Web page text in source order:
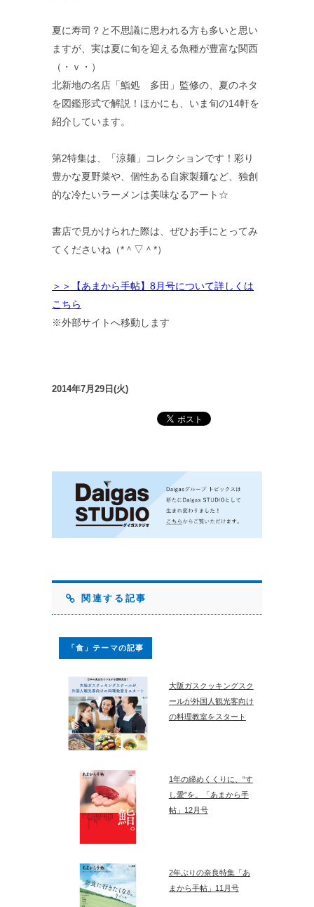
夏に寿司？と不思議に思われる方も多いと思い
ますが、実は夏に旬を迎える魚種が豊富な関西
（・ｖ・）
北新地の名店「鮨処 多田」監修の、夏のネタ
を図鑑形式で解説！ほかにも、いま旬の14軒を
紹介しています。
第2特集は、「涼麺」コレクションです！彩り
豊かな夏野菜や、個性ある自家製麺など、独創
的な冷たいラーメンは美味なるアート☆
書店で見かけられた際は、ぜひお手にとってみ
てくださいね（*＾▽＾*）
＞＞【あまから手帖】8月号について詳しくは
こちら
※外部サイトへ移動します
2014年7月29日(火)
関連する記事
「食」テーマの記事
大阪ガスクッキングスク
ールが外国人観光客向け
の料理教室をスタート
1年の締めくくりに、“す
し愛”を。「あまから手
帖」12月号
2年ぶりの奈良特集「あ
まから手帖」11月号